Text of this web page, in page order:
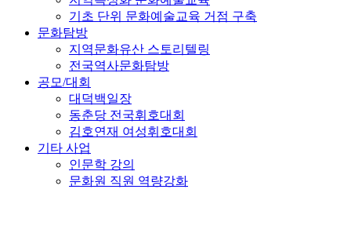
기초 단위 문화예술교육 거점 구축
문화탐방
지역문화유산 스토리텔링
전국역사문화탐방
공모/대회
대덕백일장
동춘당 전국휘호대회
김호연재 여성휘호대회
기타 사업
인문학 강의
문화원 직원 역량강화